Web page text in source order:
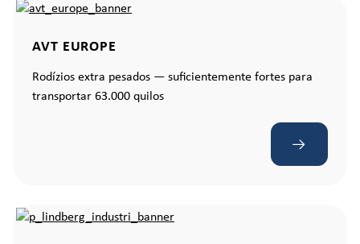
AVT EUROPE
Rodízios extra pesados — suficientemente fortes para
transportar 63.000 quilos